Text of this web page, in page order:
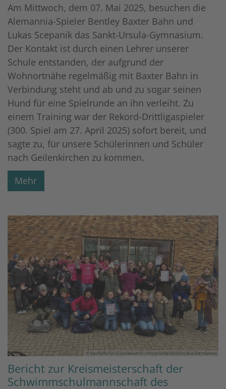
Am Mittwoch, dem 07. Mai 2025, besuchen die
Alemannia-Spieler Bentley Baxter Bahn und
Lukas Scepanik das Sankt-Ursula-Gymnasium.
Der Kontakt ist durch einen Lehrer unserer
Schule entstanden, der aufgrund der
Wohnortnähe regelmäßig mit Baxter Bahn in
Verbindung steht und ab und zu sogar seinen
Hund für eine Spielrunde an ihn verleiht. Zu
einem Training war der Rekord-Drittligaspieler
(300. Spiel am 27. April 2025) sofort bereit, und
sagte zu, für unsere Schülerinnen und Schüler
nach Geilenkirchen zu kommen.
Mehr
© Bischöfliches Gymnasium St. Ursula Geilenkirchen (Eva Dahlmanns)
Bericht zur Kreismeisterschaft der
Schwimmschulmannschaft des